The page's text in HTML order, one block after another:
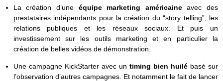
La création d’une équipe marketing américaineavec des
prestataires indépendants pour la création du “story telling”, les
relations publiques et les réseaux sociaux. Et puis un
investissement sur les outils marketing et en particulier la
création de belles vidéos de démonstration.
Une campagne KickStarter avec un timing bien huilé basé sur
l’observation d’autres campagnes. Et notamment le fait de lancer